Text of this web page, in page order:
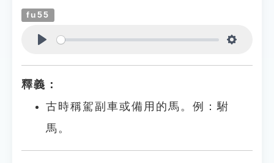
fu55
釋義：
古時稱駕副車或備用的馬。例：駙
馬。